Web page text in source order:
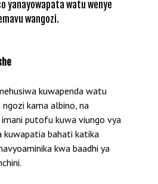
yanayowapata watu wenye
wangozi.
kuwapenda watu
kama albino, na
imani putofu kuwa viungo vya
bahati katika
kwa baadhi ya